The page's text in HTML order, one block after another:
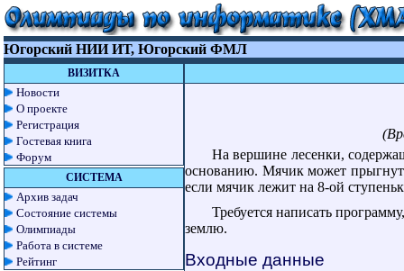
Югорский НИИ ИТ, Югорский ФМЛ
ВИЗИТКА
Новости
О проекте
Регистрация
Гостевая книга
Форум
СИСТЕМА
Архив задач
Состояние системы
Олимпиады
Работа в системе
Рейтинг
На вершине лесенки,
основанию. Мячик может
если мячик лежит на 8-ой
Требуется написать
землю.
Входные данные